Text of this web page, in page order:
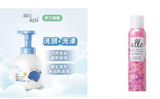
support/home
司提供之「AFTEE先享後付」服務完成之交
供個人資料，並將交易相關給付款項請求債
。
瀏覽以下網址：
法定代理人或監護人之同意方可使用
以上)免運費
上)免運費